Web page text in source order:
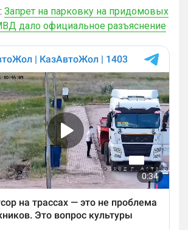
Запрет на парковку на придомовых
дало официальное разъяснение